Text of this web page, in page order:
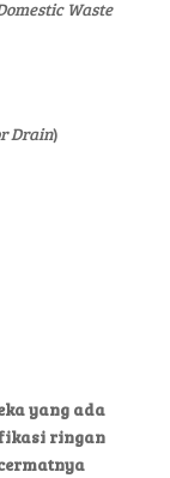
Waste
Drain)
yang ada
ringan